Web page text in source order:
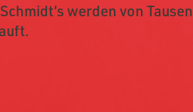
werden von